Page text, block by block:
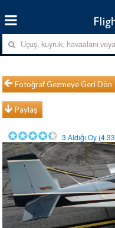
Fotoğraf Gezmeye Geri Dön
Paylaş
3 Aldığı Oy (4.33